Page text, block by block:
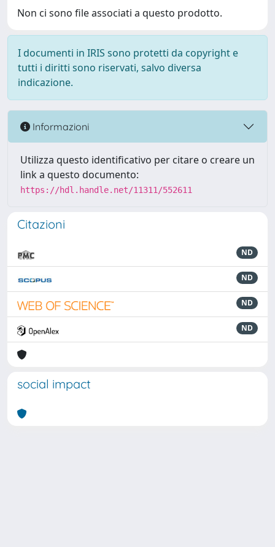
Non ci sono file associati a questo prodotto.
I documenti in IRIS sono protetti da copyright e
tutti i diritti sono riservati, salvo diversa
indicazione.
Informazioni
Utilizza questo identificativo per citare o creare un
link a questo documento:
https://hdl.handle.net/11311/552611
Citazioni
ND
ND
ND
ND
social impact